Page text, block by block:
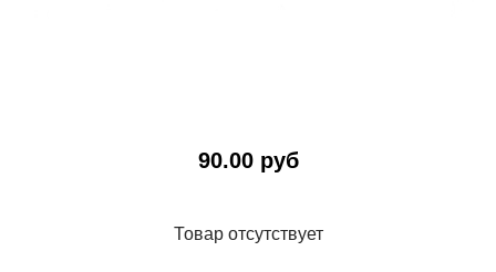
90.00 руб
Товар отсутствует